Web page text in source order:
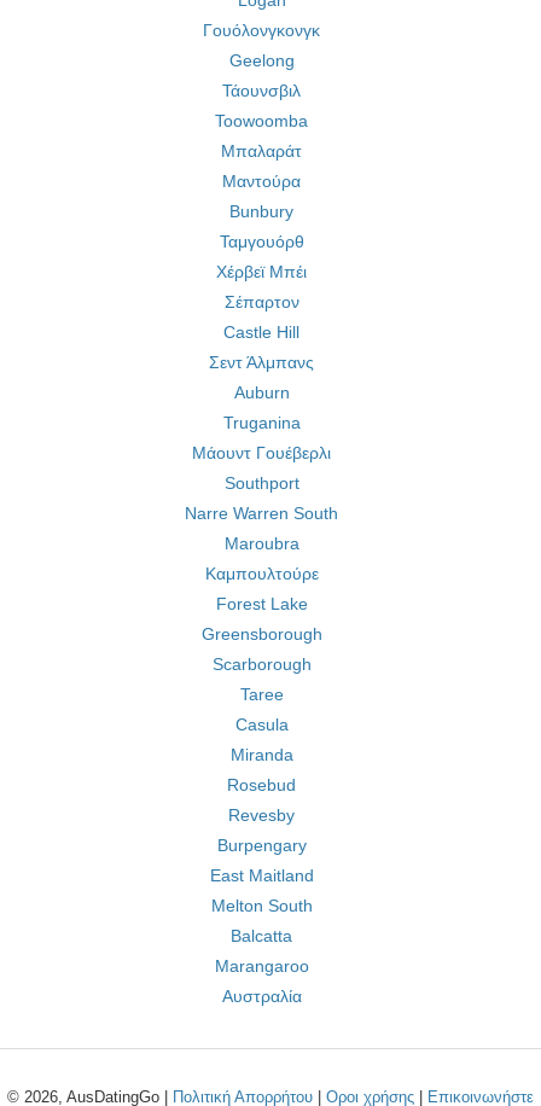
Γουόλονγκονγκ
Geelong
Τάουνσβιλ
Toowoomba
Μπαλαράτ
Μαντούρα
Bunbury
Ταμγουόρθ
Χέρβεϊ Μπέι
Σέπαρτον
Castle Hill
Σεντ Άλμπανς
Auburn
Truganina
Μάουντ Γουέβερλι
Southport
Narre Warren South
Maroubra
Καμπουλτούρε
Forest Lake
Greensborough
Scarborough
Taree
Casula
Miranda
Rosebud
Revesby
Burpengary
East Maitland
Melton South
Balcatta
Marangaroo
Αυστραλία
© 2026, AusDatingGo | Πολιτική Απορρήτου Οροι χρήσης Επικοινωνήστε